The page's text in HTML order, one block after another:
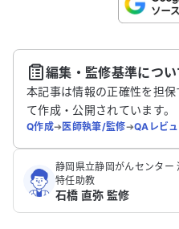
こちらは送信専用のフォー
送
編集・監修基準につい
本記事は情報の正確性を担
て作成・公開されています。
Q作成➔医師執筆/監修➔QAレビ
静岡県立静岡がんセンター
特任助教
石橋 直弥 監修